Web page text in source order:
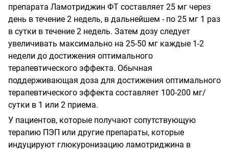
препарата Ламотриджин ФТ составляет 25 мг через
день в течение 2 недель, в дальнейшем - по 25 мг 1 раз
в сутки в течение 2 недель. Затем дозу следует
увеличивать максимально на 25-50 мг каждые 1-2
недели до достижения оптимального
терапевтического эффекта. Обычная
поддерживающая доза для достижения оптимального
терапевтического эффекта составляет 100-200 мг/
сутки в 1 или 2 приема.
У пациентов, которые получают сопутствующую
терапию ПЭП или другие препараты, которые
индуцируют глюкуронизацию ламотриджина в